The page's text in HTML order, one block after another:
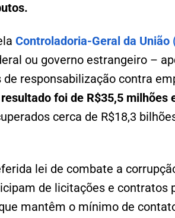
Controladoria-Geral da União
ou governo estrangeiro –
responsabilização contra
foi de R$35,5 milhões
cerca de R$18,3
lei de combate a
de licitações e contratos
mantêm o mínimo de